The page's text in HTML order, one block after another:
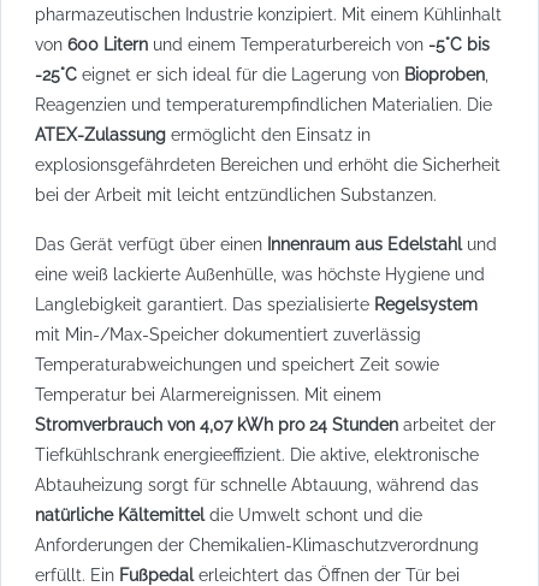
pharmazeutischen Industrie konzipiert. Mit einem Kühlinhalt
von 600 Litern und einem Temperaturbereich von -5°C bis
-25°C eignet er sich ideal für die Lagerung von Bioproben
Reagenzien und temperaturempfindlichen Materialien. Die
ATEX-Zulassung ermöglicht den Einsatz in
explosionsgefährdeten Bereichen und erhöht die Sicherheit
bei der Arbeit mit leicht entzündlichen Substanzen.
Das Gerät verfügt über einen Innenraum aus Edelstahlund
eine weiß lackierte Außenhülle, was höchste Hygiene und
Langlebigkeit garantiert. Das spezialisierte Regelsystem
mit Min-/Max-Speicher dokumentiert zuverlässig
Temperaturabweichungen und speichert Zeit sowie
Temperatur bei Alarmereignissen. Mit einem
Stromverbrauch von 4,07 kWh pro 24 Stunden arbeitet der
Tiefkühlschrank energieeffizient. Die aktive, elektronische
Abtauheizung sorgt für schnelle Abtauung, während das
natürliche Kältemitteldie Umwelt schont und die
Anforderungen der Chemikalien-Klimaschutzverordnung
erfüllt. Ein Fußpedalerleichtert das Öffnen der Tür bei